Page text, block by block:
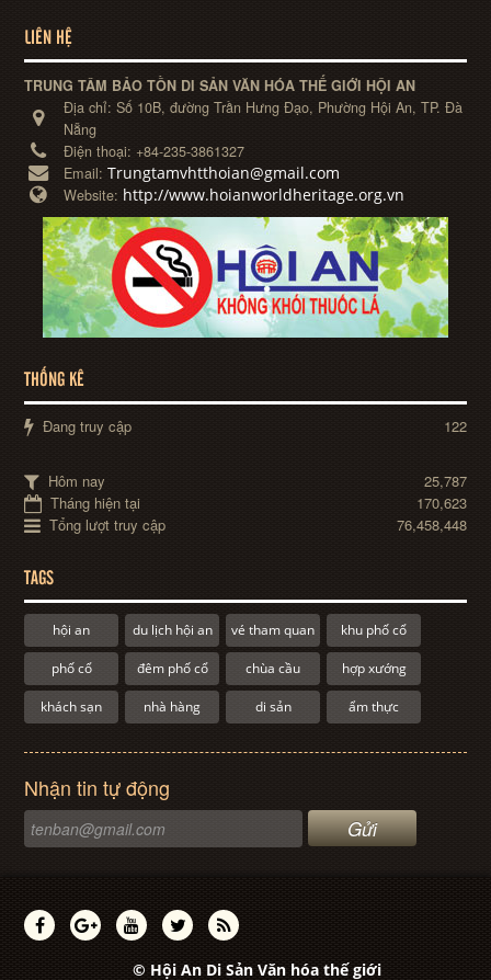
LIÊN HỆ
TRUNG TÂM BẢO TỒN DI SẢN VĂN HÓA THẾ GIỚI HỘI AN
Địa chỉ:Số 10B, đường Trần Hưng Đạo, Phường Hội An, TP. Đà
Nẵng
Điện thoại: +84-235-3861327
Email:Trungtamvhtthoian@gmail.com
Website: http://www.hoianworldheritage.org.vn
THỐNG KÊ
Đang truy cập 122
Hôm nay
25,787
Tháng hiện tại
170,623
Tổng lượt truy cập
76,458,448
TAGS
hội an du lịch hội an vé tham quan khu phố cổ
phố cổ đêm phố cổ chùa cầu hợp xướng
khách sạn nhà hàng di sản ẩm thực
Nhận tin tự động
© Hội An Di Sản Văn hóa thế giới